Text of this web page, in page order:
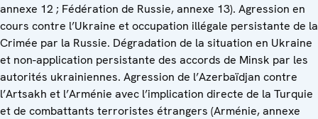
annexe 12 ; Fédération de Russie, annexe 13). Agression en
cours contre l’Ukraine et occupation illégale persistante de la
Crimée par la Russie. Dégradation de la situation en Ukraine
et non-application persistante des accords de Minsk par les
autorités ukrainiennes. Agression de l’Azerbaïdjan contre
l’Artsakh et l’Arménie avec l’implication directe de la Turquie
et de combattants terroristes étrangers (Arménie, annexe